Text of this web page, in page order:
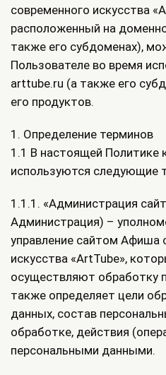
современного искусства
расположенный на
также его субдоменах),
Пользователе во время
arttube.ru (а также его
его продуктов.
1. Определение терминов
1.1 В настоящей Политике
используются следующие
1.1.1. «Администрация
Администрация) –
управление сайтом Афиша
искусства «ArtTube»,
осуществляют обработку
также определяет цели
данных, состав
обработке, действия
персональными данными.